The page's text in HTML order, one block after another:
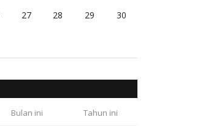
27 28 29 30
Bulan ini Tahun ini